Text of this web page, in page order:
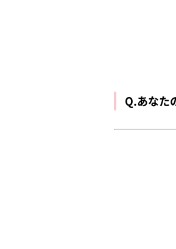
Q.あなた